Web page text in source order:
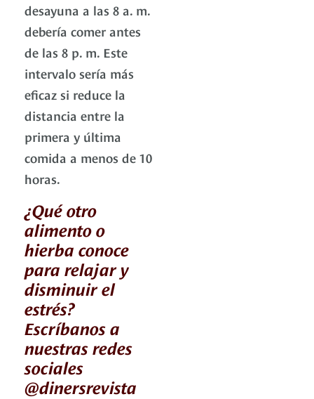
desayuna a las 8 a. m.
debería comer antes
de las 8 p. m. Este
intervalo sería más
eficaz si reduce la
distancia entre la
primera y última
comida a menos de 10
horas.
¿Qué otro
alimento o
hierba conoce
para relajar y
disminuir el
estrés?
Escríbanos a
nuestras redes
sociales
@dinersrevista